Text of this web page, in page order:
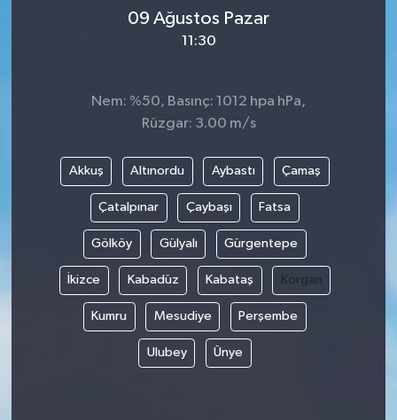
09 Ağustos Pazar
11:30
Nem: %50, Basınç: 1012 hpa hPa,
Rüzgar: 3.00 m/s
Akkuş Altınordu Aybastı Çamaş
Çatalpınar Çaybaşı Fatsa
Gölköy Gülyalı Gürgentepe
İkizce Kabadüz Kabataş Korgan
Kumru Mesudiye Perşembe
Ulubey Ünye